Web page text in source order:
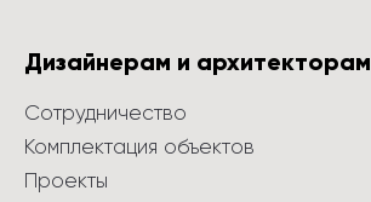
Дизайнерам и архитекторам
Сотрудничество
Комплектация объектов
Проекты